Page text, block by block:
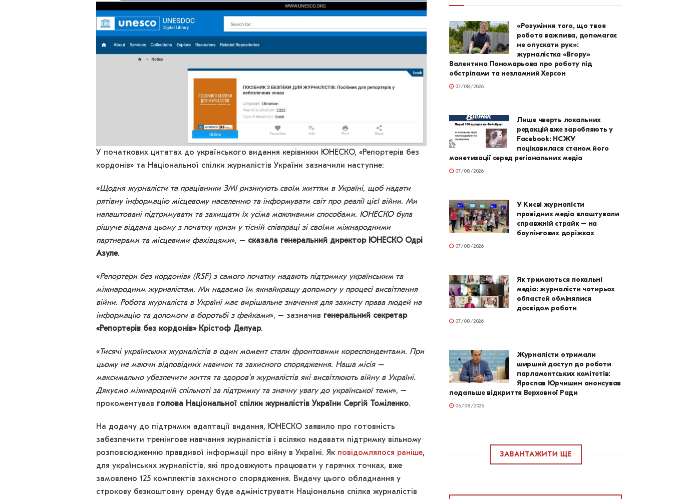
У початкових цитатах до українського видання керівники ЮНЕСКО, «Репортерів без
кордонів» та Національної спілки журналістів України зазначили наступне:
«Щодня журналісти та працівники ЗМІ ризикують своїм життям в Україні, щоб надати
рятівну інформацію місцевому населенню та інформувати світ про реалії цієї війни. Ми
налаштовані підтримувати та захищати їх усіма можливими способами. ЮНЕСКО була
рішуче віддана цьому з початку кризи у тісній співпраці зі своїми міжнародними
партнерами та місцевими фахівцями», – сказала генеральний директор ЮНЕСКО Одрі
Азуле.
«Репортери без кордонів» (RSF) з самого початку надають підтримку українським та
міжнародним журналістам. Ми надаємо їм якнайкращу допомогу у процесі висвітлення
війни. Робота журналіста в Україні має вирішальне значення для захисту права людей на
інформацію та допомоги в боротьбі з фейками», – зазначив генеральний секретар
«Репортерів без кордонів» Крістоф Делуар.
«Тисячі українських журналістів в один момент стали фронтовими кореспондентами. При
цьому не маючи відповідних навичок та захисного спорядження. Наша місія –
максимально убезпечити життя та здоров’я журналістів які висвітлюють війну в Україні.
Дякуємо міжнародній спільноті за підтримку та значну увагу до української теми», –
прокоментував голова Національної спілки журналістів України Сергій Томіленко.
На додачу до підтримки адаптації видання, ЮНЕСКО заявило про готовність
забезпечити тренінгове навчання журналістів і всіляко надавати підтримку вільному
розповсюдженню правдивої інформації про війну в Україні. Як повідомлялося раніше,
для українських журналістів, які продовжують працювати у гарячих точках, вже
замовлено 125 комплектів захисного спорядження. Видачу цього обладнання у
строкову безкоштовну оренду буде адмініструвати Національна спілка журналістів
«Розуміння того, що твоя
робота важлива, допомагає
не опускати рук»:
журналістка «Вгору»
Валентина Пономарьова про роботу під
обстрілами та незламний Херсон
07/08/2026
Лише чверть локальних
редакцій вже заробляють у
Facebook: НСЖУ
поцікавилася станом його
монетизації серед регіональних медіа
07/08/2026
У Києві журналісти
провідних медіа влаштували
справжній страйк – на
боулінгових доріжках
07/08/2026
Як тримаються локальні
медіа: журналісти чотирьох
областей обмінялися
досвідом роботи
07/08/2026
Журналісти отримали
ширший доступ до роботи
парламентських комітетів:
Ярослав Юрчишин анонсував
подальше відкриття Верховної Ради
06/08/2026
ЗАВАНТАЖИТИ ЩЕ